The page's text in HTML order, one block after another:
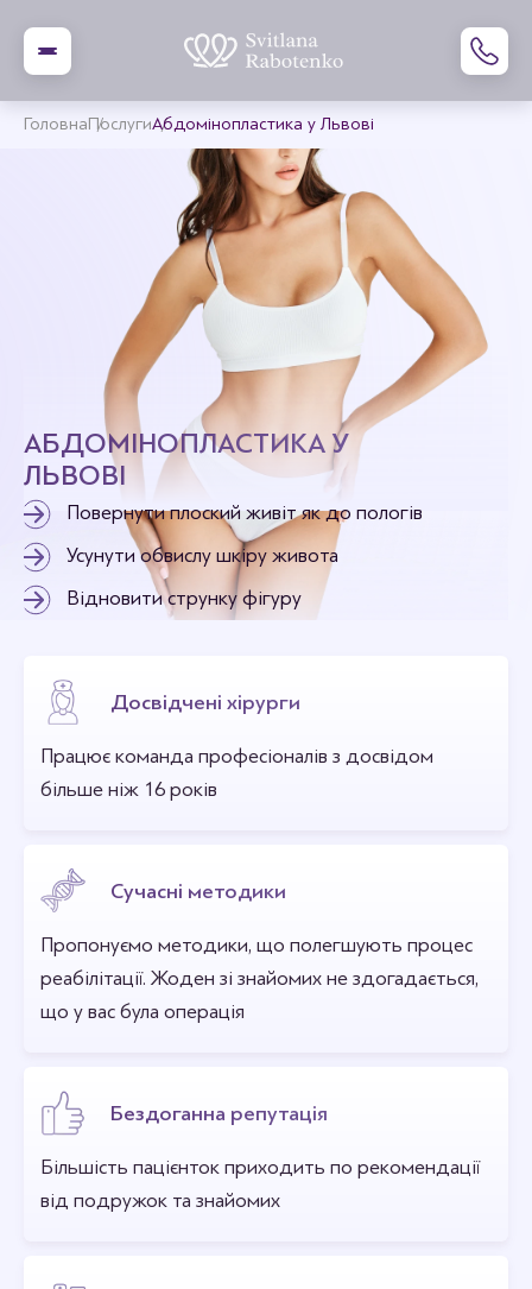
ГоловнаПослугиАбдомінопластика у Львові
АБДОМІНОПЛАСТИКА У
ЛЬВОВІ
Повернути плоский живіт як до пологів
Усунути обвислу шкіру живота
Відновити струнку фігуру
Досвідчені хірурги
Працює команда професіоналів з досвідом
більше ніж 16 років
Сучасні методики
Пропонуємо методики, що полегшують процес
реабілітації. Жоден зі знайомих не здогадається,
що у вас була операція
Бездоганна репутація
Більшість пацієнток приходить по рекомендації
від подружок та знайомих